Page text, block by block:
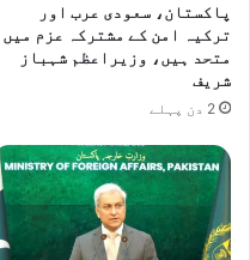
پاکستان، سعودی عرب اور
ترکیہ امن کے مشترکہ عزم میں
متحد ہیں، وزیراعظم شہباز
شریف
2 دن پہلے